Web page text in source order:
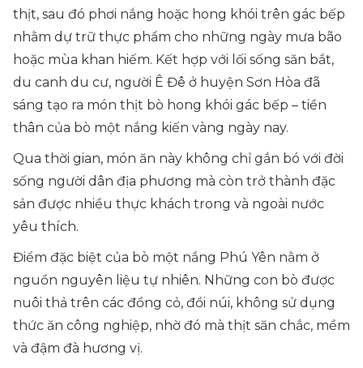
thịt, sau đó phơi nắng hoặc hong khói trên gác bếp
nhằm dự trữ thực phẩm cho những ngày mưa bão
hoặc mùa khan hiếm. Kết hợp với lối sống săn bắt,
du canh du cư, người Ê Đê ở huyện Sơn Hòa đã
sáng tạo ra món thịt bò hong khói gác bếp – tiền
thân của bò một nắng kiến vàng ngày nay.
Qua thời gian, món ăn này không chỉ gắn bó với đời
sống người dân địa phương mà còn trở thành đặc
sản được nhiều thực khách trong và ngoài nước
yêu thích.
Điểm đặc biệt của bò một nắng Phú Yên nằm ở
nguồn nguyên liệu tự nhiên. Những con bò được
nuôi thả trên các đồng cỏ, đồi núi, không sử dụng
thức ăn công nghiệp, nhờ đó mà thịt săn chắc, mềm
và đậm đà hương vị.